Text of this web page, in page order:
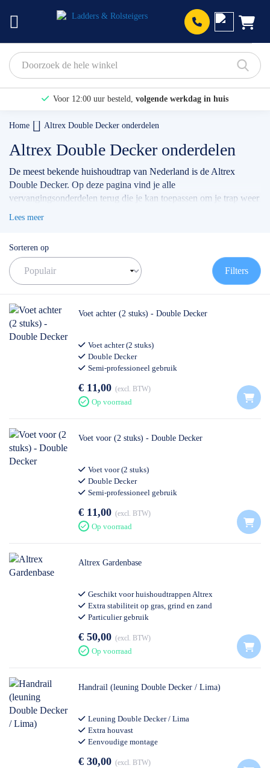
Voor 12:00 uur besteld, volgende werkdag in huis
Bekijk hier onze Actiepagina
Binnen 1 dag een gratis offerte
Home Altrex Double Decker onderdelen
Altrex Double Decker onderdelen
De meest bekende huishoudtrap van Nederland is de Altrex
Double Decker. Op deze pagina vind je alle
vervangingsonderdelen terug die je kan toepassen om je trap weer
Wij helpen je graag verder!
✅ Volgende werkdag op locatie
✅ Meedenkende klantenservice
Lees meer
Sorteren op
Filters
Voet achter (2 stuks) - Double Decker
Voet achter (2 stuks)
Double Decker
Semi-professioneel gebruik
€ 11,00 excl. BTW
Op voorraad
Voet voor (2 stuks) - Double Decker
Voet voor (2 stuks)
Double Decker
Semi-professioneel gebruik
€ 11,00 excl. BTW
Op voorraad
Altrex Gardenbase
Geschikt voor huishoudtrappen Altrex
Extra stabiliteit op gras, grind en zand
Particulier gebruik
€ 50,00 excl. BTW
Op voorraad
Handrail (leuning Double Decker / Lima)
Leuning Double Decker / Lima
Extra houvast
Eenvoudige montage
€ 30,00 excl. BTW